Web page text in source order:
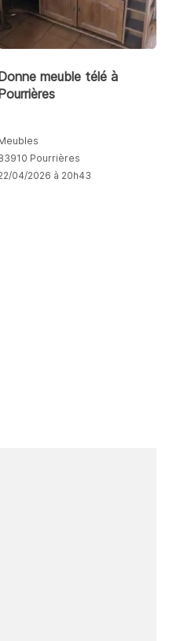
meuble télé à
Pourrières
04/2026 à 20h43